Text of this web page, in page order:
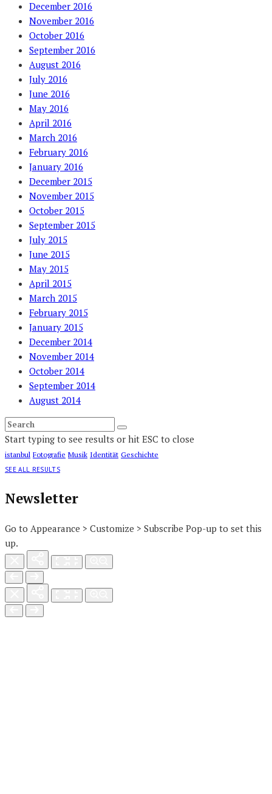
December 2016
November 2016
October 2016
September 2016
August 2016
July 2016
June 2016
May 2016
April 2016
March 2016
February 2016
January 2016
December 2015
November 2015
October 2015
September 2015
July 2015
June 2015
May 2015
April 2015
March 2015
February 2015
January 2015
December 2014
November 2014
October 2014
September 2014
August 2014
Start typing to see results or hit ESC to close
istanbul Fotografie Musik Identität Geschichte
SEE ALL RESULTS
Newsletter
Go to Appearance > Customize > Subscribe Pop-up to set this
up.